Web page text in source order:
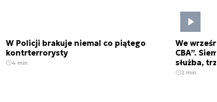
W Policji brakuje niemal co piątego
kontrterrorysty
4 min.
We
CBA”.
służba,
2 min.